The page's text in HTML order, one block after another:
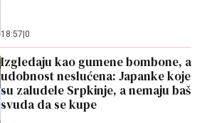
18:57 0
Izgledaju kao gumene bombone, a
udobnost neslućena: Japanke koje
su zaludele Srpkinje, a nemaju baš
svuda da se kupe